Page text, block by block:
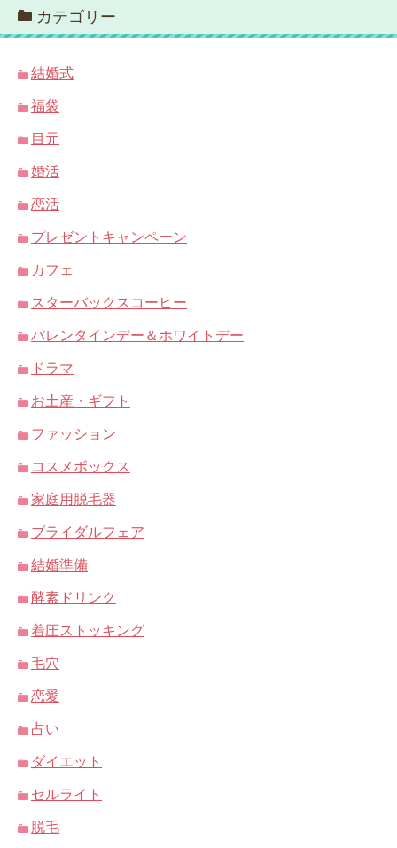
カテゴリー
結婚式
福袋
目元
婚活
恋活
プレゼントキャンペーン
カフェ
スターバックスコーヒー
バレンタインデー＆ホワイトデー
ドラマ
お土産・ギフト
ファッション
コスメボックス
家庭用脱毛器
ブライダルフェア
結婚準備
酵素ドリンク
着圧ストッキング
毛穴
恋愛
占い
ダイエット
セルライト
脱毛